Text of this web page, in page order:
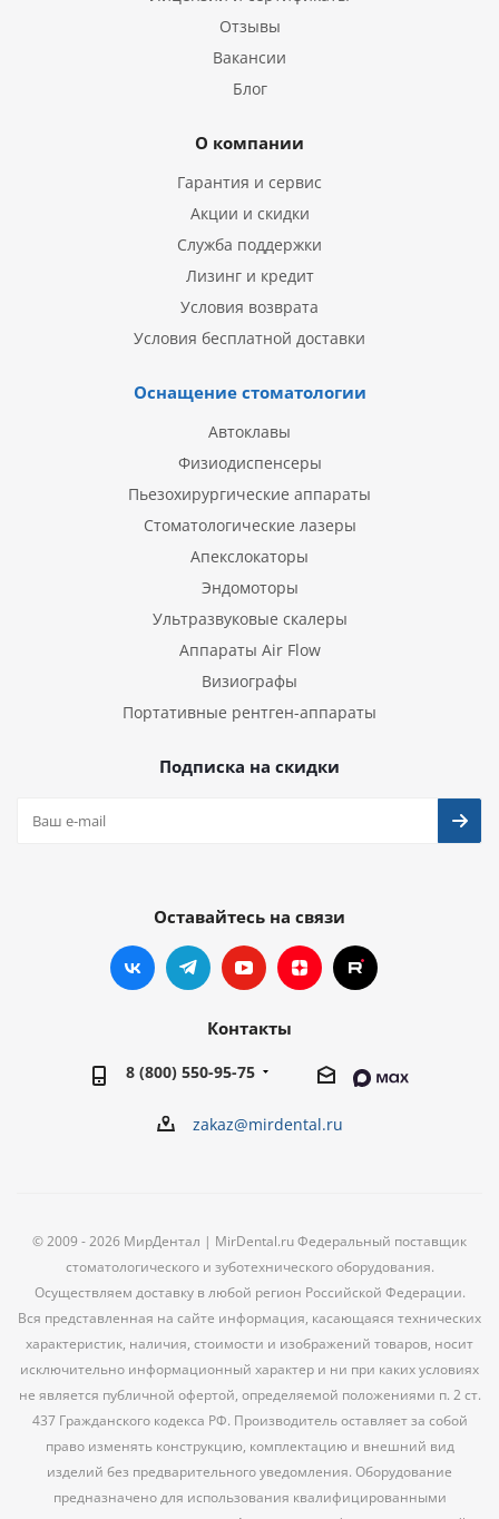
Отзывы
Вакансии
Блог
О компании
Гарантия и сервис
Акции и скидки
Служба поддержки
Лизинг и кредит
Условия возврата
Условия бесплатной доставки
Оснащение стоматологии
Автоклавы
Физиодиспенсеры
Пьезохирургические аппараты
Стоматологические лазеры
Апекслокаторы
Эндомоторы
Ультразвуковые скалеры
Аппараты Air Flow
Визиографы
Портативные рентген-аппараты
Подписка на скидки
Оставайтесь на связи
Контакты
8 (800) 550-95-75
zakaz@mirdental.ru
© 2009 - 2026 МирДентал | MirDental.ru Федеральный поставщик
стоматологического и зуботехнического оборудования.
Осуществляем доставку в любой регион Российской Федерации.
Вся представленная на сайте информация, касающаяся технических
характеристик, наличия, стоимости и изображений товаров, носит
исключительно информационный характер и ни при каких условиях
не является публичной офертой, определяемой положениями п. 2 ст.
437 Гражданского кодекса РФ. Производитель оставляет за собой
право изменять конструкцию, комплектацию и внешний вид
изделий без предварительного уведомления. Оборудование
предназначено для использования квалифицированными